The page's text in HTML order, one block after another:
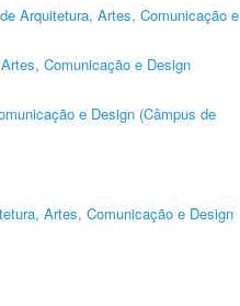
Arquitetura, Artes, Comunicação e
Comunicação e Design
e Design (Câmpus de
Artes, Comunicação e Design